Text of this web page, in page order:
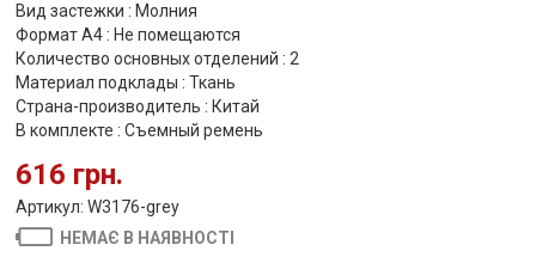
Вид застежки : Молния
Формат А4 : Не помещаются
Количество основных отделений : 2
Материал подклады : Ткань
Страна-производитель : Китай
В комплекте : Съемный ремень
616 грн.
Артикул: W3176-grey
НЕМАЄ В НАЯВНОСТІ